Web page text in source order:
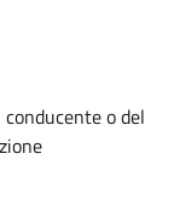
o del